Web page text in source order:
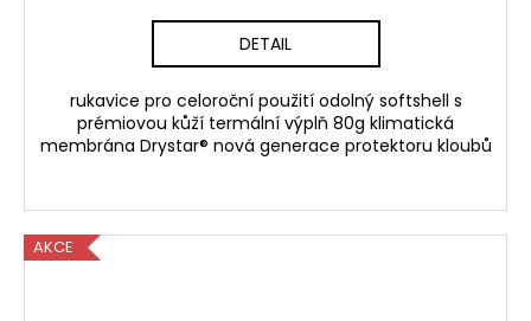
DETAIL
rukavice pro celoroční použití odolný softshell s
prémiovou kůží termální výplň 80g klimatická
membrána Drystar® nová generace protektoru kloubů
AKCE